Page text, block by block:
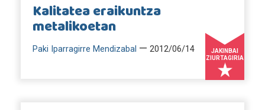
JAKINBAI
ZIURTAGIRIA
Kalitatea eraikuntza
metalikoetan
Paki Iparragirre Mendizabal — 2012/06/14